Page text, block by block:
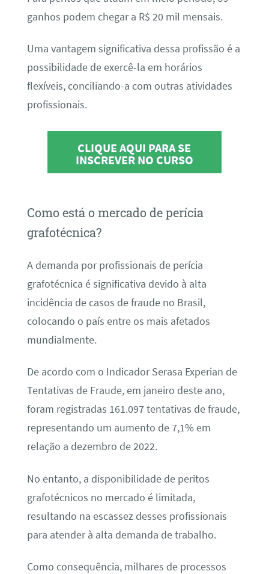
ganhos podem chegar a R$ 20 mil mensais.
Uma vantagem significativa dessa profissão é a
possibilidade de exercê-la em horários
flexíveis, conciliando-a com outras atividades
profissionais.
CLIQUE AQUI PARA SE
INSCREVER NO CURSO
Como está o mercado de perícia
grafotécnica?
A demanda por profissionais de perícia
grafotécnica é significativa devido à alta
incidência de casos de fraude no Brasil,
colocando o país entre os mais afetados
mundialmente.
De acordo com o Indicador Serasa Experian de
Tentativas de Fraude, em janeiro deste ano,
foram registradas 161.097 tentativas de fraude,
representando um aumento de 7,1% em
relação a dezembro de 2022.
No entanto, a disponibilidade de peritos
grafotécnicos no mercado é limitada,
resultando na escassez desses profissionais
para atender à alta demanda de trabalho.
Como consequência, milhares de processos